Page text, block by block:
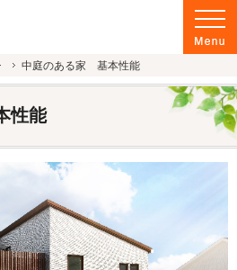
中庭のある家 基本性能
性能
てを手がける建設会社なら当社へ。
築戸建てを手がける建設会社なら森の家